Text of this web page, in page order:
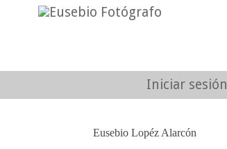
Iniciar sesión
Eusebio Lopéz Alarcón